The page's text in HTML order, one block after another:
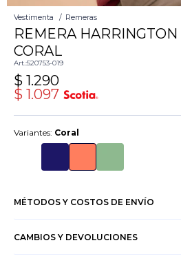
Vestimenta Remeras
REMERA
CORAL
520753-019
$ 1.290
$ 1.097
Variantes: Coral
MÉTODOS Y COSTOS DE ENVÍO
CAMBIOS Y DEVOLUCIONES